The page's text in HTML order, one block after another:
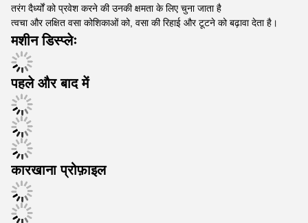
तरंग दैर्ध्यों को प्रवेश करने की उनकी क्षमता के लिए चुना जाता है
त्वचा और लक्षित वसा कोशिकाओं को, वसा की रिहाई और टूटने को बढ़ावा देता है।
मशीन डिस्प्लेः
पहले और बाद में
कारखाना प्रोफ़ाइल